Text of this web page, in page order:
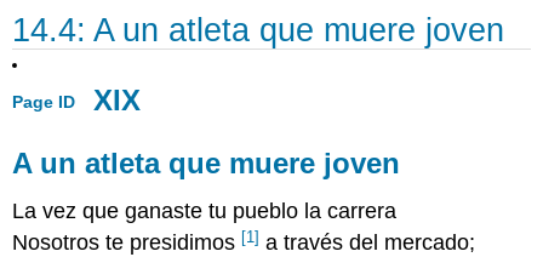
14.4: A un atleta que muere joven
Page ID
XIX
A un atleta que muere joven
La vez que ganaste tu pueblo la carrera
Nosotros te presidimos [1] a través del mercado;